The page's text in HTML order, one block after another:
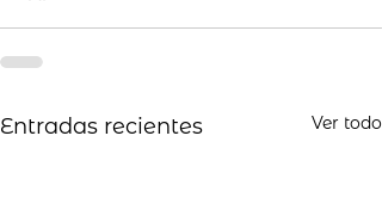
Entradas recientes Ver todo